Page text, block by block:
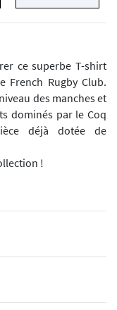
ce superbe T-shirt
French Rugby Club.
des manches et
dominés par le Coq
déjà dotée de
!